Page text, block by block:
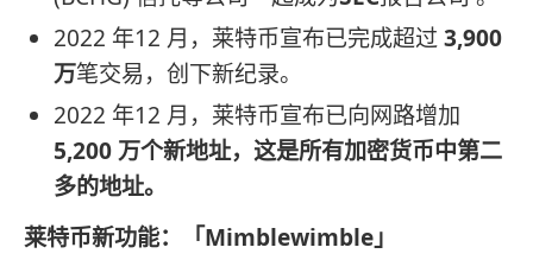
2022 年12 月，莱特币宣布已完成超过3,900
万笔交易，创下新纪录。
2022 年12 月，莱特币宣布已向网路增加
5,200 万个新地址，这是所有加密货币中第二
多的地址。
莱特币新功能：「Mimblewimble」